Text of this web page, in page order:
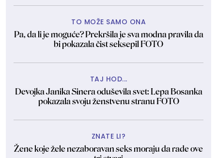
TO MOŽE SAMO ONA
Pa, da li je moguće? Prekršila je sva modna pravila da
bi pokazala čist seksepil FOTO
TAJ HOD...
Devojka Janika Sinera oduševila svet: Lepa Bosanka
pokazala svoju ženstvenu stranu FOTO
ZNATE LI?
Žene koje žele nezaboravan seks moraju da rade ove